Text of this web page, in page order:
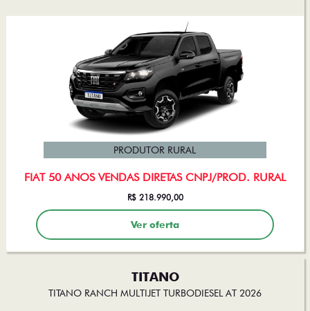
FIAT 50 ANOS VENDAS DIRETAS CNPJ/PROD. RURAL
PRODUTOR RURAL
R$ 218.990,00
Ver oferta
TITANO
TITANO RANCH MULTIJET TURBODIESEL AT 2026